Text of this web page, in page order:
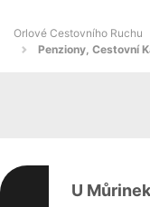
Orlové Cestovního Ruchu
Penziony, Cestovní
U Můrinek